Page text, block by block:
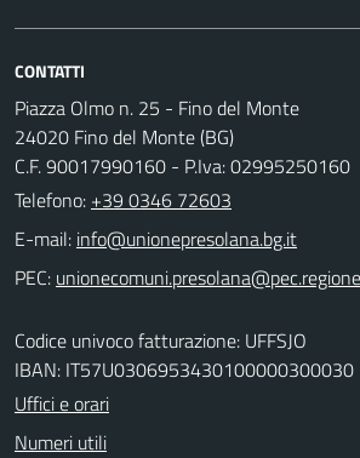
CONTATTI
Piazza Olmo n. 25 - Fino del Monte
24020 Fino del Monte (BG)
C.F. 90017990160 - P.Iva: 02995250160
Telefono: +39 0346 72603
E-mail:
PEC:
Codice univoco fatturazione: UFFSJO
IBAN: IT57U0306953430100000300030
Uffici e orari
Numeri utili